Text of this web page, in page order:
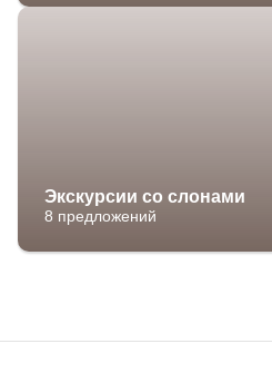
Экскурсии со слонами
8 предложений